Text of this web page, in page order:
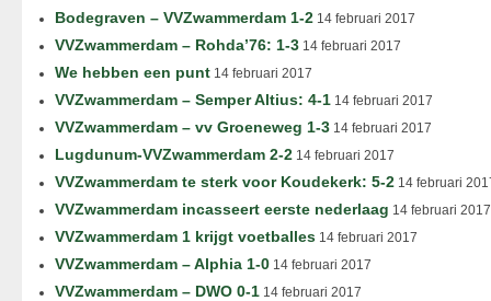
Bodegraven – VVZwammerdam 1-2 14 februari 2017
VVZwammerdam – Rohda’76: 1-3 14 februari 2017
We hebben een punt 14 februari 2017
VVZwammerdam – Semper Altius: 4-1 14 februari 2017
VVZwammerdam – vv Groeneweg 1-3 14 februari 2017
Lugdunum-VVZwammerdam 2-2 14 februari 2017
VVZwammerdam te sterk voor Koudekerk: 5-2 14 februari
VVZwammerdam incasseert eerste nederlaag 14 februari 2017
VVZwammerdam 1 krijgt voetballes 14 februari 2017
VVZwammerdam – Alphia 1-0 14 februari 2017
VVZwammerdam – DWO 0-1 14 februari 2017